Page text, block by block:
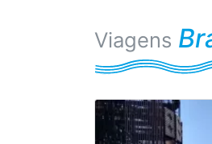
Viagens